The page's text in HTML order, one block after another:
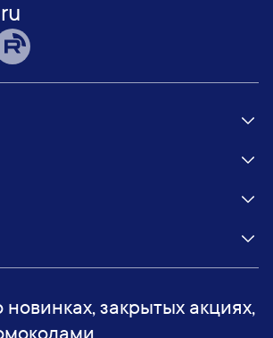
закрытых акциях,